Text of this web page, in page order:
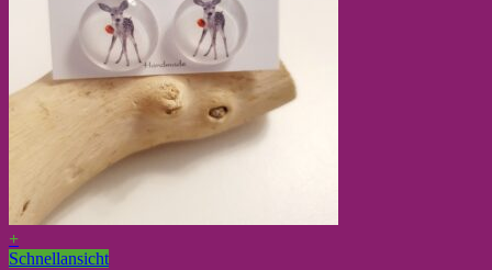
+
Schnellansicht